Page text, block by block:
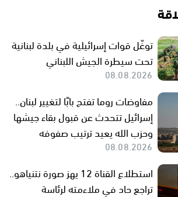
توغّل قوات إسرائيلية في بلدة لبنانية
تحت سيطرة الجيش اللبناني
08.08.2026
مفاوضات روما تفتح بابًا لتغيير لبنان..
إسرائيل تتحدث عن قبول بقاء جيشها
وحزب الله يعيد ترتيب صفوفه
08.08.2026
استطلاع القناة 12 يهز صورة نتنياهو..
تراجع حاد في ملاءمته لرئاسة